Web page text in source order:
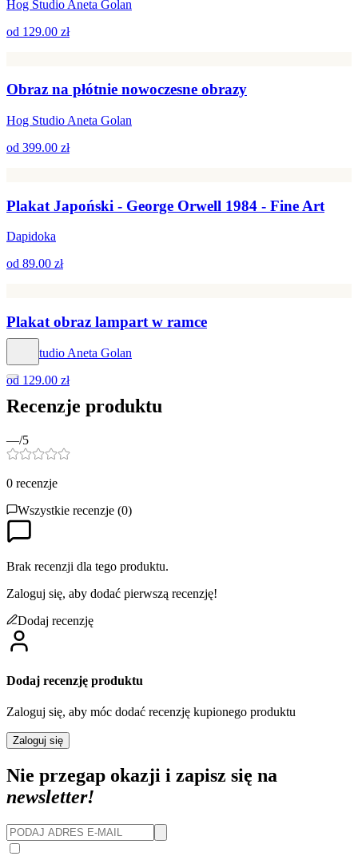
Hog Studio Aneta Golan
od 129.00 zł
Obraz na płótnie nowoczesne obrazy
Hog Studio Aneta Golan
od 399.00 zł
Plakat Japoński - George Orwell 1984 - Fine Art
Dapidoka
od 89.00 zł
Plakat obraz lampart w ramce
Hog Studio Aneta Golan
od 129.00 zł
Recenzje produktu
—/5
0 recenzje
Wszystkie recenzje (0)
Brak recenzji dla tego produktu.
Zaloguj się, aby dodać pierwszą recenzję!
Dodaj recenzję
Dodaj recenzję produktu
Zaloguj się, aby móc dodać recenzję kupionego produktu
Zaloguj się
Nie przegap okazji i zapisz się na
newsletter!